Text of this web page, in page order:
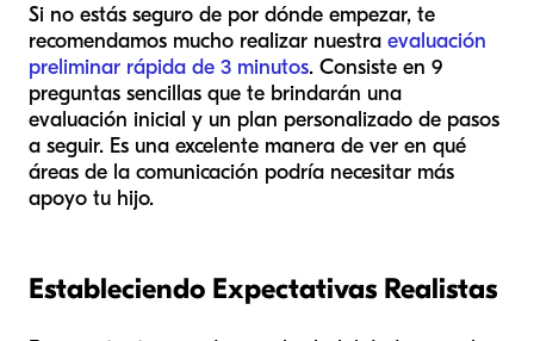
Si no estás seguro de por dónde empezar, te
recomendamos mucho realizar nuestra evaluación
preliminar rápida de 3 minutos. Consiste en 9
preguntas sencillas que te brindarán una
evaluación inicial y un plan personalizado de pasos
a seguir. Es una excelente manera de ver en qué
áreas de la comunicación podría necesitar más
apoyo tu hijo.
Estableciendo Expectativas Realistas